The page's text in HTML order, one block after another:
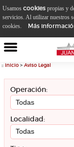
:: Inicio > Aviso Legal
Operación:
Localidad:
Usamos cookies propias y
servicios. Al utilizar nuestros
cookies.
Más